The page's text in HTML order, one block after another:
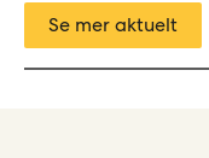
Se mer aktuelt